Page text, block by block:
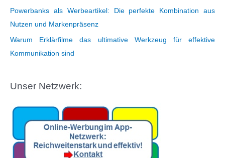
Powerbanks als Werbeartikel: Die perfekte Kombination aus
Nutzen und Markenpräsenz
Warum Erklärfilme das ultimative Werkzeug für effektive
Kommunikation sind
Unser Netzwerk: